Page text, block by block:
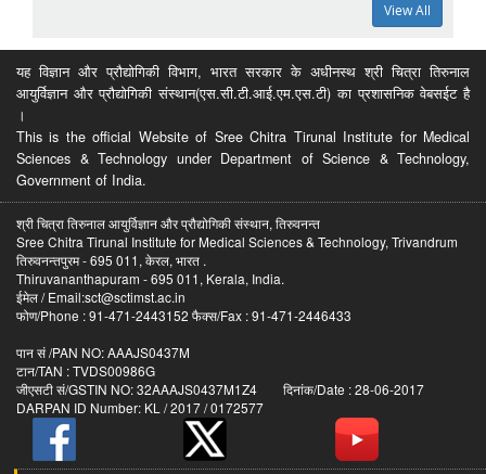
View All
यह विज्ञान और प्रौद्योगिकी विभाग, भारत सरकार के अधीनस्थ श्री चित्रा तिरुनाल
आयुर्विज्ञान और प्रौद्योगिकी संस्थान(एस.सी.टी.आई.एम.एस.टी) का प्रशासनिक वेबसईट है
।
This is the official Website of Sree Chitra Tirunal Institute for Medical
Sciences & Technology under Department of Science & Technology,
Government of India.
श्री चित्रा तिरुनाल आयुर्विज्ञान और प्रौद्योगिकी संस्थान, तिरुवनन्त
Sree Chitra Tirunal Institute for Medical Sciences & Technology, Trivandrum
तिरुवनन्तपुरम - 695 011, केरल, भारत .
Thiruvananthapuram - 695 011, Kerala, India.
ईमेल / Email:sct@sctimst.ac.in
फोण/Phone : 91-471-2443152 फैक्स/Fax : 91-471-2446433
पान सं /PAN NO: AAAJS0437M
टान/TAN : TVDS00986G
जीएसटी सं/GSTIN NO: 32AAAJS0437M1Z4 दिनांक/Date : 28-06-2017
DARPAN ID Number: KL / 2017 / 0172577